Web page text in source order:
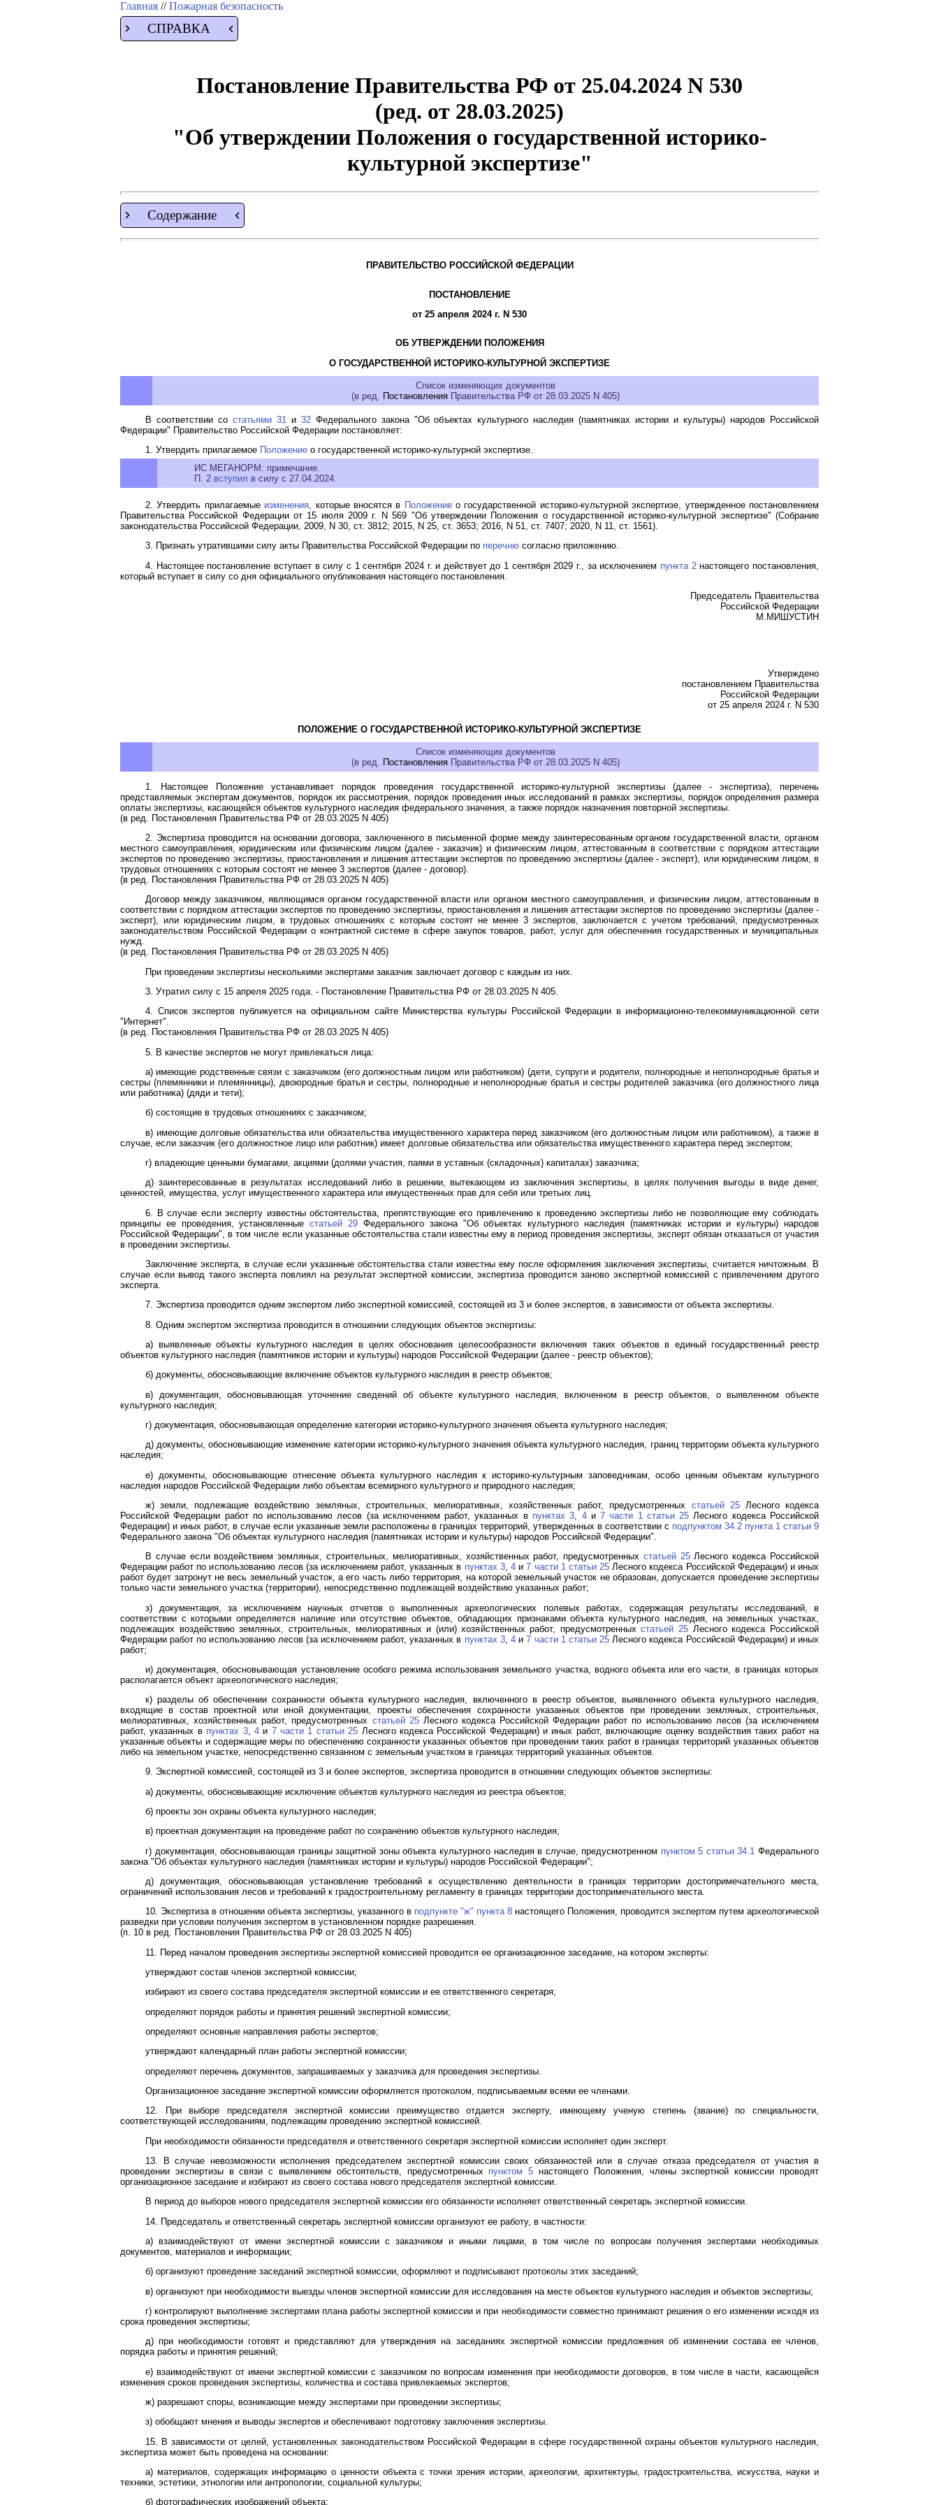
Главная //Пожарная безопасность
СПРАВКА
Постановление Правительства РФ от 25.04.2024 N 530
(ред. от 28.03.2025)
"Об утверждении Положения о государственной историко-
культурной экспертизе"
Содержание
ПРАВИТЕЛЬСТВО РОССИЙСКОЙ ФЕДЕРАЦИИ
ПОСТАНОВЛЕНИЕ
от 25 апреля 2024 г. N 530
ОБ УТВЕРЖДЕНИИ ПОЛОЖЕНИЯ
О ГОСУДАРСТВЕННОЙ ИСТОРИКО-КУЛЬТУРНОЙ ЭКСПЕРТИЗЕ
Список изменяющих документов
(в ред. ПостановленияПравительства РФ от 28.03.2025 N 405)
В соответствии со статьями 31и 32Федерального закона "Об объектах культурного наследия (памятниках истории и культуры) народов Российской
Федерации" Правительство Российской Федерации постановляет:
1. Утвердить прилагаемое Положение о государственной историко-культурной экспертизе.
ИС МЕГАНОРМ: примечание.
П. 2 вступил в силу с 27.04.2024.
2. Утвердить прилагаемые изменения , которые вносятся в Положениео государственной историко-культурной экспертизе, утвержденное постановлением
Правительства Российской Федерации от 15 июля 2009 г. N 569 "Об утверждении Положения о государственной историко-культурной экспертизе" (Собрание
законодательства Российской Федерации, 2009, N 30, ст. 3812; 2015, N 25, ст. 3653; 2016, N 51, ст. 7407; 2020, N 11, ст. 1561).
3. Признать утратившими силу акты Правительства Российской Федерации по перечню согласно приложению.
4. Настоящее постановление вступает в силу с 1 сентября 2024 г. и действует до 1 сентября 2029 г., за исключением пункта 2настоящего постановления,
который вступает в силу со дня официального опубликования настоящего постановления.
Председатель Правительства
Российской Федерации
М.МИШУСТИН
Утверждено
постановлением Правительства
Российской Федерации
от 25 апреля 2024 г. N 530
ПОЛОЖЕНИЕ О ГОСУДАРСТВЕННОЙ ИСТОРИКО-КУЛЬТУРНОЙ ЭКСПЕРТИЗЕ
Список изменяющих документов
(в ред. ПостановленияПравительства РФ от 28.03.2025 N 405)
1. Настоящее Положение устанавливает порядок проведения государственной историко-культурной экспертизы (далее - экспертиза), перечень
представляемых экспертам документов, порядок их рассмотрения, порядок проведения иных исследований в рамках экспертизы, порядок определения размера
оплаты экспертизы, касающейся объектов культурного наследия федерального значения, а также порядок назначения повторной экспертизы.
(в ред. Постановления Правительства РФ от 28.03.2025 N 405)
2. Экспертиза проводится на основании договора, заключенного в письменной форме между заинтересованным органом государственной власти, органом
местного самоуправления, юридическим или физическим лицом (далее - заказчик) и физическим лицом, аттестованным в соответствии с порядком аттестации
экспертов по проведению экспертизы, приостановления и лишения аттестации экспертов по проведению экспертизы (далее - эксперт), или юридическим лицом, в
трудовых отношениях с которым состоят не менее 3 экспертов (далее - договор).
(в ред.
Постановления Правительства РФ от 28.03.2025 N 405)
Договор между заказчиком, являющимся органом государственной власти или органом местного самоуправления, и физическим лицом, аттестованным в
соответствии с порядком аттестации экспертов по проведению экспертизы, приостановления и лишения аттестации экспертов по проведению экспертизы (далее -
эксперт), или юридическим лицом, в трудовых отношениях с которым состоят не менее 3 экспертов, заключается с учетом требований, предусмотренных
законодательством Российской Федерации о контрактной системе в сфере закупок товаров, работ, услуг для обеспечения государственных и муниципальных
нужд.
(в ред. Постановления Правительства РФ от 28.03.2025 N 405)
При проведении экспертизы несколькими экспертами заказчик заключает договор с каждым из них.
3. Утратил силу с 15 апреля 2025 года. - Постановление Правительства РФ от 28.03.2025 N 405.
4. Список экспертов публикуется на официальном сайте Министерства культуры Российской Федерации в информационно-телекоммуникационной сети
"Интернет".
(в ред. Постановления Правительства РФ от 28.03.2025 N 405)
5. В качестве экспертов не могут привлекаться лица:
а) имеющие родственные связи с заказчиком (его должностным лицом или работником) (дети, супруги и родители, полнородные и неполнородные братья и
сестры (племянники и племянницы), двоюродные братья и сестры, полнородные и неполнородные братья и сестры родителей заказчика (его должностного лица
или работника) (дяди и тети);
б) состоящие в трудовых отношениях с заказчиком;
в) имеющие долговые обязательства или обязательства имущественного характера перед заказчиком (его должностным лицом или работником), а также в
случае, если заказчик (его должностное лицо или работник) имеет долговые обязательства или обязательства имущественного характера перед экспертом;
г) владеющие ценными бумагами, акциями (долями участия, паями в уставных (складочных) капиталах) заказчика;
д) заинтересованные в результатах исследований либо в решении, вытекающем из заключения экспертизы, в целях получения выгоды в виде денег,
ценностей, имущества, услуг имущественного характера или имущественных прав для себя или третьих лиц.
6. В случае если эксперту известны обстоятельства, препятствующие его привлечению к проведению экспертизы либо не позволяющие ему соблюдать
принципы ее проведения, установленныестатьей 29 Федерального закона "Об объектах культурного наследия (памятниках истории и культуры) народов
Российской Федерации", в том числе если указанные обстоятельства стали известны ему в период проведения экспертизы, эксперт обязан отказаться от участия
в проведении экспертизы.
Заключение эксперта, в случае если указанные обстоятельства стали известны ему после оформления заключения экспертизы, считается ничтожным. В
случае если вывод такого эксперта повлиял на результат экспертной комиссии, экспертиза проводится заново экспертной комиссией с привлечением другого
эксперта.
7. Экспертиза проводится одним экспертом либо экспертной комиссией, состоящей из 3 и более экспертов, в зависимости от объекта экспертизы.
8. Одним экспертом экспертиза проводится в отношении следующих объектов экспертизы:
а) выявленные объекты культурного наследия в целях обоснования целесообразности включения таких объектов в единый государственный реестр
объектов культурного наследия (памятников истории и культуры) народов Российской Федерации (далее - реестр объектов);
б) документы, обосновывающие включение объектов культурного наследия в реестр объектов;
в) документация, обосновывающая уточнение сведений об объекте культурного наследия, включенном в реестр объектов, о выявленном объекте
культурного наследия;
г) документация, обосновывающая определение категории историко-культурного значения объекта культурного наследия;
д) документы, обосновывающие изменение категории историко-культурного значения объекта культурного наследия, границ территории объекта культурного
наследия;
е) документы, обосновывающие отнесение объекта культурного наследия к историко-культурным заповедникам, особо ценным объектам культурного
наследия народов Российской Федерации либо объектам всемирного культурного и природного наследия;
ж) земли, подлежащие воздействию земляных, строительных, мелиоративных, хозяйственных работ, предусмотренных статьей 25Лесного кодекса
Российской Федерации работ по использованию лесов (за исключением работ, указанных в пунктах 3 4и7 части 1 статьи 25 Лесного кодекса Российской
Федерации) и иных работ, в случае если указанные земли расположены в границах территорий, утвержденных в соответствии с подпунктом 34.2 пункта 1 статьи 9
Федерального закона "Об объектах культурного наследия (памятниках истории и культуры) народов Российской Федерации".
В случае если воздействием земляных, строительных, мелиоративных, хозяйственных работ, предусмотренных статьей 25Лесного кодекса Российской
Федерации работ по использованию лесов (за исключением работ, указанных в пунктах 3,4 и7 части 1 статьи 25 Лесного кодекса Российской Федерации) и иных
работ будет затронут не весь земельный участок, а его часть либо территория, на которой земельный участок не образован, допускается проведение экспертизы
только части земельного участка (территории), непосредственно подлежащей воздействию указанных работ;
з) документация, за исключением научных отчетов о выполненных археологических полевых работах, содержащая результаты исследований, в
соответствии с которыми определяется наличие или отсутствие объектов, обладающих признаками объекта культурного наследия, на земельных участках,
подлежащих воздействию земляных, строительных, мелиоративных и (или) хозяйственных работ, предусмотренныхстатьей 25 Лесного кодекса Российской
Федерации работ по использованию лесов (за исключением работ, указанных в пунктах 3,4 и7 части 1 статьи 25 Лесного кодекса Российской Федерации) и иных
работ;
и) документация, обосновывающая установление особого режима использования земельного участка, водного объекта или его части, в границах которых
располагается объект археологического наследия;
к) разделы об обеспечении сохранности объекта культурного наследия, включенного в реестр объектов, выявленного объекта культурного наследия,
входящие в состав проектной или иной документации, проекты обеспечения сохранности указанных объектов при проведении земляных, строительных,
мелиоративных, хозяйственных работ, предусмотренных статьей 25Лесного кодекса Российской Федерации работ по использованию лесов (за исключением
работ, указанных в пунктах 3, 4и 7 части 1 статьи 25 Лесного кодекса Российской Федерации) и иных работ, включающие оценку воздействия таких работ на
указанные объекты и содержащие меры по обеспечению сохранности указанных объектов при проведении таких работ в границах территорий указанных объектов
либо на земельном участке, непосредственно связанном с земельным участком в границах территорий указанных объектов.
9. Экспертной комиссией, состоящей из 3 и более экспертов, экспертиза проводится в отношении следующих объектов экспертизы:
а) документы, обосновывающие исключение объектов культурного наследия из реестра объектов;
б) проекты зон охраны объекта культурного наследия;
в) проектная документация на проведение работ по сохранению объектов культурного наследия;
г) документация, обосновывающая границы защитной зоны объекта культурного наследия в случае, предусмотренном пунктом 5 статьи 34.1 Федерального
закона "Об объектах культурного наследия (памятниках истории и культуры) народов Российской Федерации";
д) документация, обосновывающая установление требований к осуществлению деятельности в границах территории достопримечательного места,
ограничений использования лесов и требований к градостроительному регламенту в границах территории достопримечательного места.
10. Экспертиза в отношении объекта экспертизы, указанного в подпункте "ж" пункта 8 настоящего Положения, проводится экспертом путем археологической
разведки при условии получения экспертом в установленном порядке разрешения.
(п. 10 в ред. Постановления Правительства РФ от 28.03.2025 N 405)
11. Перед началом проведения экспертизы экспертной комиссией проводится ее организационное заседание, на котором эксперты:
утверждают состав членов экспертной комиссии;
избирают из своего состава председателя экспертной комиссии и ее ответственного секретаря;
определяют порядок работы и принятия решений экспертной комиссии;
определяют основные направления работы экспертов;
утверждают календарный план работы экспертной комиссии;
определяют перечень документов, запрашиваемых у заказчика для проведения экспертизы.
Организационное заседание экспертной комиссии оформляется протоколом, подписываемым всеми ее членами.
12. При выборе председателя экспертной комиссии преимущество отдается эксперту, имеющему ученую степень (звание) по специальности,
соответствующей исследованиям, подлежащим проведению экспертной комиссией.
При необходимости обязанности председателя и ответственного секретаря экспертной комиссии исполняет один эксперт.
13. В случае невозможности исполнения председателем экспертной комиссии своих обязанностей или в случае отказа председателя от участия в
проведении экспертизы в связи с выявлением обстоятельств, предусмотренных пунктом 5 настоящего Положения, члены экспертной комиссии проводят
организационное заседание и избирают из своего состава нового председателя экспертной комиссии.
В период до выборов нового председателя экспертной комиссии его обязанности исполняет ответственный секретарь экспертной комиссии.
14. Председатель и ответственный секретарь экспертной комиссии организуют ее работу, в частности:
а) взаимодействуют от имени экспертной комиссии с заказчиком и иными лицами, в том числе по вопросам получения экспертами необходимых
документов, материалов и информации;
б) организуют проведение заседаний экспертной комиссии, оформляют и подписывают протоколы этих заседаний;
в) организуют при необходимости выезды членов экспертной комиссии для исследования на месте объектов культурного наследия и объектов экспертизы;
г) контролируют выполнение экспертами плана работы экспертной комиссии и при необходимости совместно принимают решения о его изменении исходя из
срока проведения экспертизы;
д) при необходимости готовят и представляют для утверждения на заседаниях экспертной комиссии предложения об изменении состава ее членов,
порядка работы и принятия решений;
е) взаимодействуют от имени экспертной комиссии с заказчиком по вопросам изменения при необходимости договоров, в том числе в части, касающейся
изменения сроков проведения экспертизы, количества и состава привлекаемых экспертов;
ж) разрешают споры, возникающие между экспертами при проведении экспертизы;
з) обобщают мнения и выводы экспертов и обеспечивают подготовку заключения экспертизы.
15. В зависимости от целей, установленных законодательством Российской Федерации в сфере государственной охраны объектов культурного наследия,
экспертиза может быть проведена на основании:
а) материалов, содержащих информацию о ценности объекта с точки зрения истории, археологии, архитектуры, градостроительства, искусства, науки и
техники, эстетики, этнологии или антропологии, социальной культуры;
б) фотографических изображений объекта;